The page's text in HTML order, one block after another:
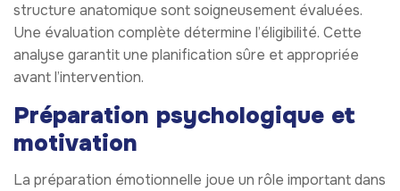
structure anatomique sont soigneusement évaluées.
Une évaluation complète détermine l’éligibilité. Cette
analyse garantit une planification sûre et appropriée
avant l’intervention.
Préparation psychologique et
motivation
La préparation émotionnelle joue un rôle important dans